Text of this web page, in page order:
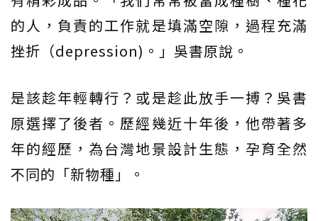
的人，負責的工作就是填滿空隙，過程充滿
挫折（depression)。」吳書原說。
是該趁年輕轉行？或是趁此放手一搏？吳書
原選擇了後者。歷經幾近十年後，他帶著多
年的經歷，為台灣地景設計生態，孕育全然
不同的「新物種」。